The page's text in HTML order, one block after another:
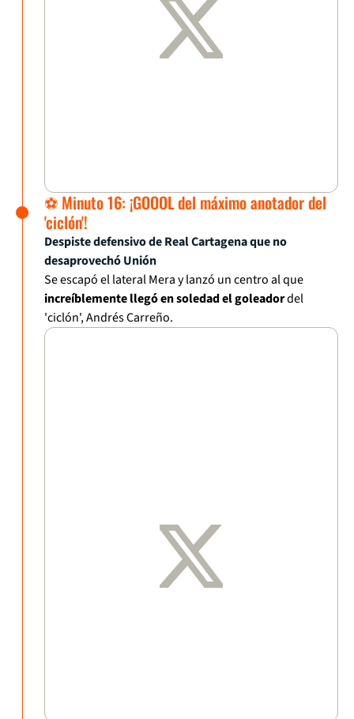
⚽ Minuto 16: ¡GOOOL del máximo anotador del
'ciclón'!
Despiste defensivo de Real Cartagena que no
desaprovechó Unión
Se escapó el lateral Mera y lanzó un centro al que
increíblemente llegó en soledad el goleadordel
'ciclón', Andrés Carreño.